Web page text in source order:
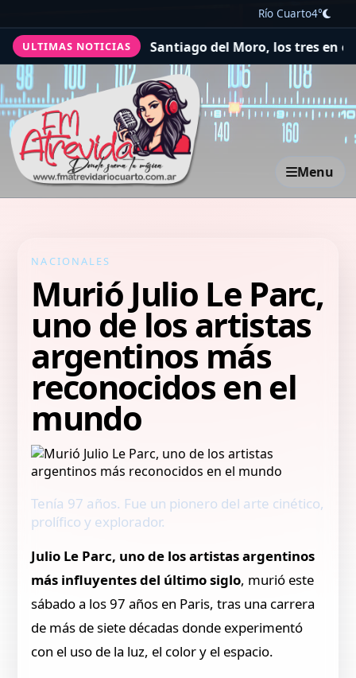
Río Cuarto4°
ULTIMAS NOTICIAS
Guido Kaczka y Santiago del Moro, los tres en el Top
Menu
NACIONALES
Murió Julio Le Parc,
uno de los artistas
argentinos más
reconocidos en el
mundo
Tenía 97 años. Fue un pionero del arte cinético,
prolífico y explorador.
Julio Le Parc, uno de los artistas argentinos
más influyentes del último siglo, murió este
sábado a los 97 años en Paris, tras una carrera
de más de siete décadas donde experimentó
con el uso de la luz, el color y el espacio.